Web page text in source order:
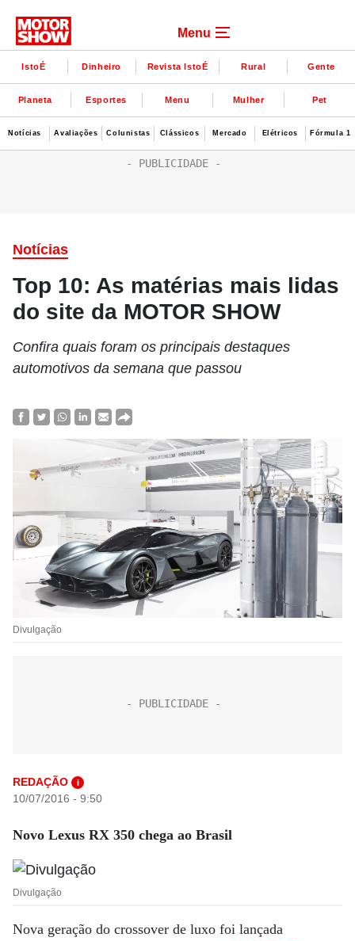
Menu
IstoÉ Dinheiro Revista IstoÉ Rural Gente
Planeta Esportes Menu Mulher Pet
Notícias Avaliações Colunistas Clássicos Mercado Elétricos Fórmula 1
Notícias
Top 10: As matérias mais lidas
do site da MOTOR SHOW
Confira quais foram os principais destaques
automotivos da semana que passou
Divulgação
REDAÇÃO i
10/07/2016 - 9:50
Novo Lexus RX 350 chega ao Brasil
Divulgação
Nova geração do crossover de luxo foi lançada